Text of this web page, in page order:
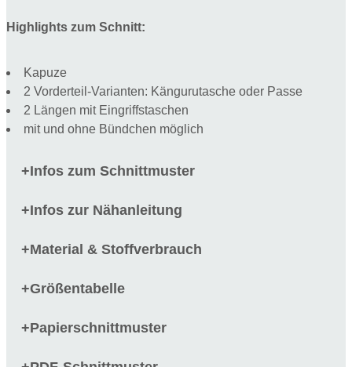
Highlights zum Schnitt:
Kapuze
2 Vorderteil-Varianten: Kängurutasche oder Passe
2 Längen mit Eingriffstaschen
mit und ohne Bündchen möglich
+Infos zum Schnittmuster
+Infos zur Nähanleitung
+Material & Stoffverbrauch
+Größentabelle
+Papierschnittmuster